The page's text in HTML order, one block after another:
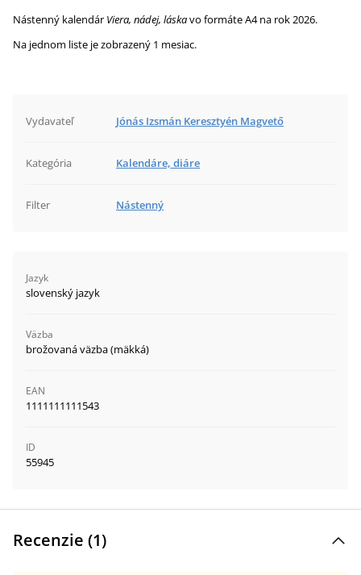
Nástenný kalendár Viera, nádej, láskavo formáte A4 na rok 2026.
Na jednom liste je zobrazený 1 mesiac.
Vydavateľ Jónás Izsmán Keresztyén Magvető
Kategória Kalendáre, diáre
Filter Nástenný
Jazyk
slovenský jazyk
Väzba
brožovaná väzba (mäkká)
EAN
1111111111543
ID
55945
Recenzie (1)